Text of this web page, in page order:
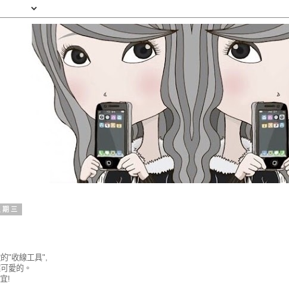
三
"收線工具",
愛的。
!